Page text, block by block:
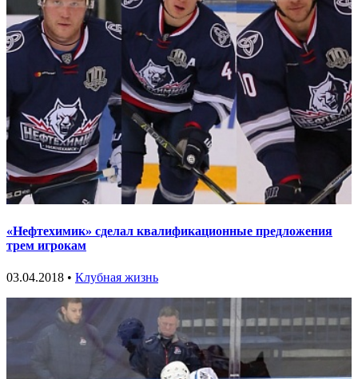
«Нефтехимик» сделал квалификационные предложения
трем игрокам
03.04.2018 • Клубная жизнь